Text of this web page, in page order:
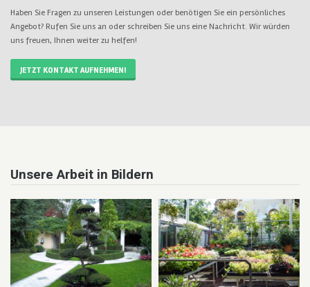
Haben Sie Fragen zu unseren Leistungen oder benötigen Sie ein persönliches
Angebot? Rufen Sie uns an oder schreiben Sie uns eine Nachricht. Wir würden
uns freuen, Ihnen weiter zu helfen!
JETZT KONTAKT AUFNEHMEN!
Unsere Arbeit in Bildern